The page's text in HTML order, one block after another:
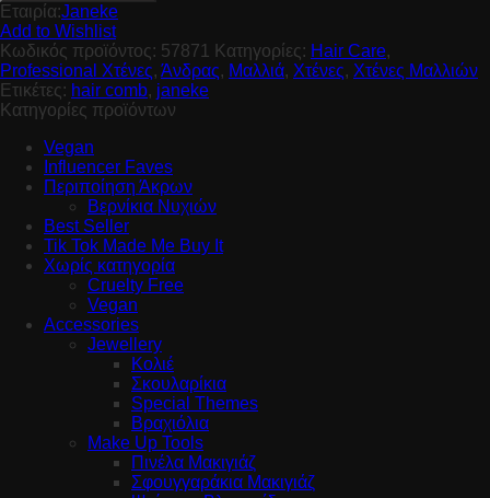
Εταιρία:Janeke
Add to Wishlist
Κωδικός προϊόντος: 57871 Κατηγορίες: Hair Care,
Professional Χτένες, Άνδρας, Μαλλιά, Χτένες, Χτένες Μαλλιών
Ετικέτες: hair comb, janeke
Κατηγορίες προϊόντων
Vegan
Influencer Faves
Περιποίηση Άκρων
Βερνίκια Νυχιών
Best Seller
Tik Tok Made Me Buy It
Χωρίς κατηγορία
Cruelty Free
Vegan
Accessories
Jewellery
Κολιέ
Σκουλαρίκια
Special Themes
Βραχιόλια
Make Up Tools
Πινέλα Μακιγιάζ
Σφουγγαράκια Μακιγιάζ